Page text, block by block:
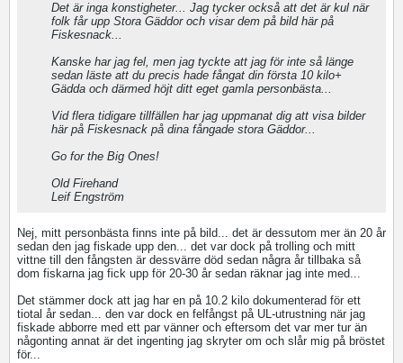
Det är inga konstigheter... Jag tycker också att det är kul när
folk får upp Stora Gäddor och visar dem på bild här på
Fiskesnack...
Kanske har jag fel, men jag tyckte att jag för inte så länge
sedan läste att du precis hade fångat din första 10 kilo+
Gädda och därmed höjt ditt eget gamla personbästa...
Vid flera tidigare tillfällen har jag uppmanat dig att visa bilder
här på Fiskesnack på dina fångade stora Gäddor...
Go for the Big Ones!
Old Firehand
Leif Engström
Nej, mitt personbästa finns inte på bild... det är dessutom mer än 20 år
sedan den jag fiskade upp den... det var dock på trolling och mitt
vittne till den fångsten är dessvärre död sedan några år tillbaka så
dom fiskarna jag fick upp för 20-30 år sedan räknar jag inte med...
Det stämmer dock att jag har en på 10.2 kilo dokumenterad för ett
tiotal år sedan... den var dock en felfångst på UL-utrustning när jag
fiskade abborre med ett par vänner och eftersom det var mer tur än
någonting annat är det ingenting jag skryter om och slår mig på bröstet
för...